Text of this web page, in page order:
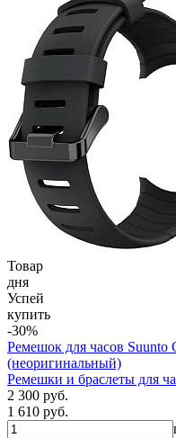
Товар
дня
Успей
купить
-30%
Ремешок для часов Suunto
(неоригинальный)
Ремешки и браслеты для
2 300 руб.
1 610 руб.